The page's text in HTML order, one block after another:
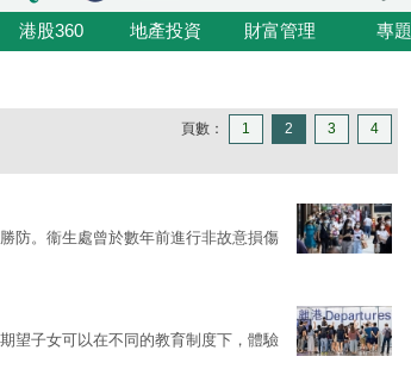
港股360 地產投資 財富管理 專題
頁數： 1 2 3 4
防。衞生處曾於數年前進行非故意損傷
望子女可以在不同的教育制度下，體驗